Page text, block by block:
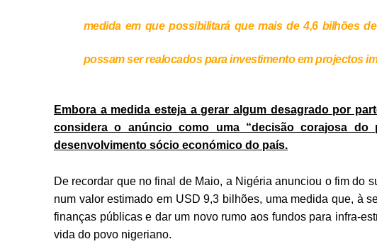
medida em que possibilitará que mais de 4,6 bilhões
possam ser realocados para investimento em projectos
Embora a medida esteja a gerar algum desagrado por
considera o anúncio como uma “decisão corajosa do
desenvolvimento sócio económico do país.
De recordar que no final de Maio, a Nigéria anunciou o fim do
num valor estimado em USD 9,3 bilhões, uma medida que, à
finanças públicas e dar um novo rumo aos fundos para infra-
vida do povo nigeriano.